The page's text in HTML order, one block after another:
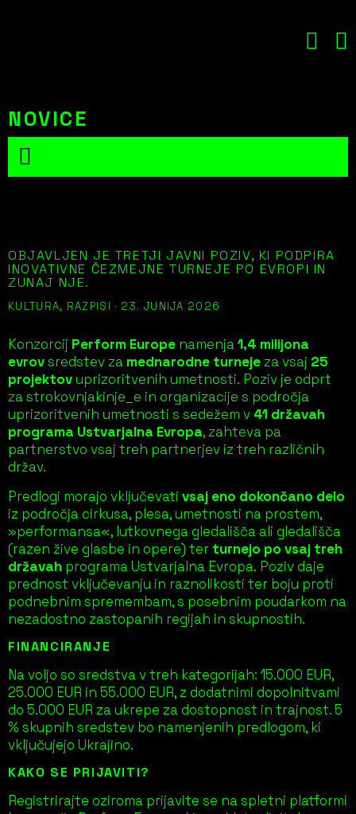
NOVICE
OBJAVLJEN JE TRETJI JAVNI POZIV, KI PODPIRA
INOVATIVNE ČEZMEJNE TURNEJE PO EVROPI IN
ZUNAJ NJE.
KULTURA, RAZPISI · 23. JUNIJA 2026
Konzorcij Perform Europe namenja1,4 milijona
evrovsredstev za mednarodne turnejeza vsaj 25
projektovuprizoritvenih umetnosti. Poziv je odprt
za strokovnjakinje_e in organizacije s področja
uprizoritvenih umetnosti s sedežem v 41 državah
programa Ustvarjalna Evropa, zahteva pa
partnerstvo vsaj treh partnerjev iz treh različnih
držav.
Predlogi morajo vključevati vsaj eno dokončano delo
iz področja cirkusa, plesa, umetnosti na prostem,
»performansa«, lutkovnega gledališča ali gledališča
(razen žive glasbe in opere) ter turnejo po vsaj treh
državah programa Ustvarjalna Evropa. Poziv daje
prednost vključevanju in raznolikosti ter boju proti
podnebnim spremembam, s posebnim poudarkom na
nezadostno zastopanih regijah in skupnostih.
FINANCIRANJE
Na voljo so sredstva v treh kategorijah: 15.000 EUR,
25.000 EUR in 55.000 EUR, z dodatnimi dopolnitvami
do 5.000 EUR za ukrepe za dostopnost in trajnost. 5
% skupnih sredstev bo namenjenih predlogom, ki
vključujejo Ukrajino.
KAKO SE PRIJAVITI?
Registrirajte oziroma prijavite se na spletni platformi